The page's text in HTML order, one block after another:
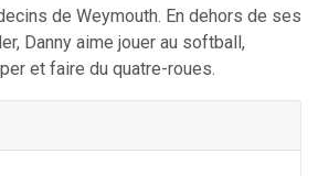
de Weymouth. En dehors de ses
Danny aime jouer au softball,
et faire du quatre-roues.